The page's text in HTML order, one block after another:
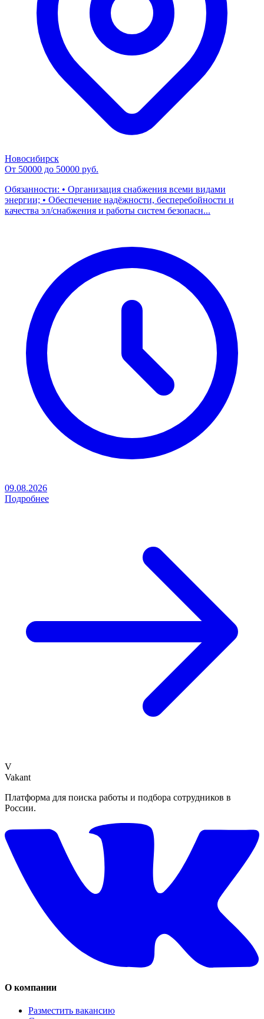
Новосибирск
От 50000 до 50000 руб.
Обязанности: • Организация снабжения всеми видами
энергии; • Обеспечение надёжности, бесперебойности и
качества эл/снабжения и работы систем безопасн...
09.08.2026
Подробнее
V
Vakant
Платформа для поиска работы и подбора сотрудников в
России.
О компании
Разместить вакансию